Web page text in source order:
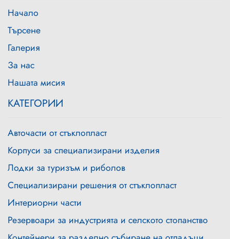
Начало
Търсене
Галерия
За нас
Нашата мисия
КАТЕГОРИИ
Авточасти от стъклопласт
Корпуси за специализирани изделия
Лодки за туризъм и риболов
Специализирани решения от стъклопласт
Интериорни части
Резервоари за индустрията и селското стопанство